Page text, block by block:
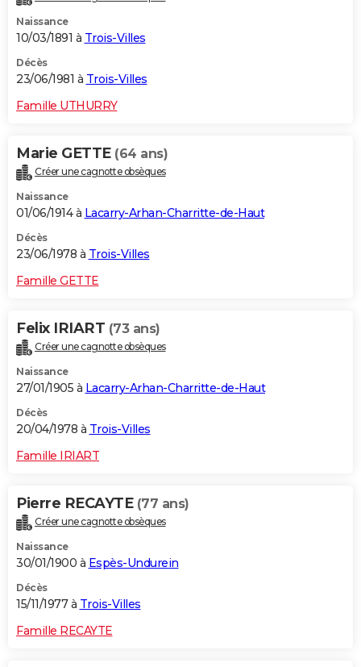
Naissance
10/03/1891 à Trois-Villes
Décès
23/06/1981 à Trois-Villes
Famille UTHURRY
Marie GETTE (64 ans)
Créer une cagnotte obsèques
Naissance
01/06/1914 à Lacarry-Arhan-Charritte-de-Haut
Décès
23/06/1978 à Trois-Villes
Famille GETTE
Felix IRIART (73 ans)
Créer une cagnotte obsèques
Naissance
27/01/1905 à Lacarry-Arhan-Charritte-de-Haut
Décès
20/04/1978 à Trois-Villes
Famille IRIART
Pierre RECAYTE (77 ans)
Créer une cagnotte obsèques
Naissance
30/01/1900 à Espès-Undurein
Décès
15/11/1977 à Trois-Villes
Famille RECAYTE